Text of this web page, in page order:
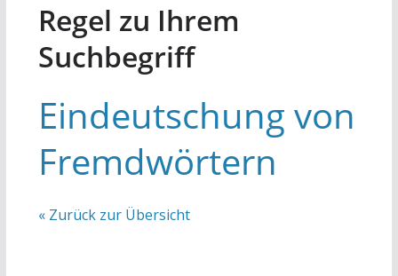
Regel zu Ihrem
Suchbegriff
Eindeutschung von
Fremdwörtern
« Zurück zur Übersicht